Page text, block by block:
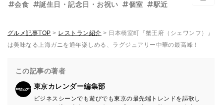
会食
誕生日・記念日・お祝い 個室 駅近
グルメ記事TOP > レストラン紹介 > 日本橋室町『蟹王府（シェワンフ）』
は美味なる上海ガニを通年楽しめる、ラグジュアリー中華の最高峰！
この記事の著者
東京カレンダー編集部
ビジネスシーンでも遊びでも東京の最先端トレンドを謳歌し